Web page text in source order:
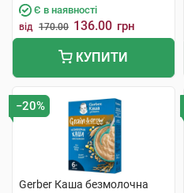
Є в наявності
від 170.00 136.00 грн
КУПИТИ
−20%
Gerber Каша безмолочна